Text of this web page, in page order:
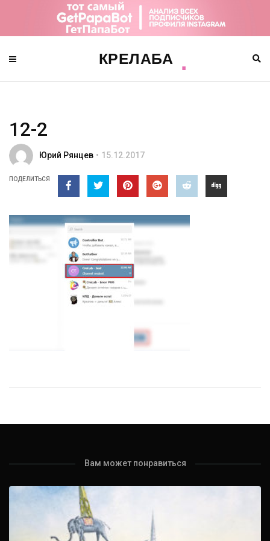
12-2
Юрий Рянцев 15.12.2017
ПОДЕЛИТЬСЯ
Вам может понравиться